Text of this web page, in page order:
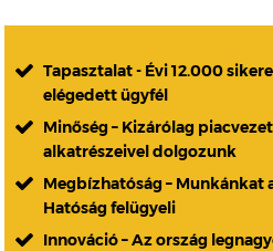
Tapasztalat - Évi 12.000
elégedett ügyfél
Minőség – Kizárólag
alkatrészeivel dolgozunk
Megbízhatóság – Munkánkat
Hatóság felügyeli
Innováció – Az ország